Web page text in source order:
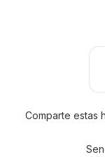
Comparte estas